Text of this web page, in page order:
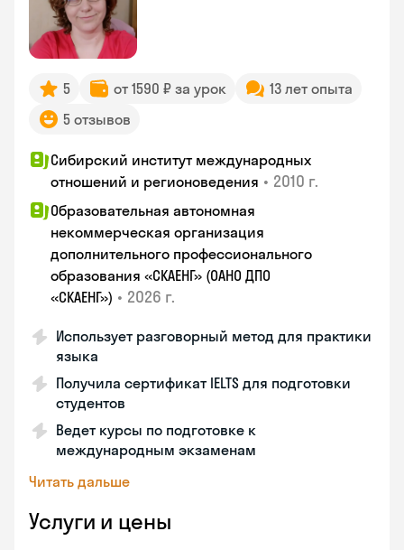
5 от 1590 ₽ за урок
13 лет опыта
5 отзывов
Сибирский институт международных
отношений и регионоведения • 2010 г.
Образовательная автономная
некоммерческая организация
дополнительного профессионального
образования «СКАЕНГ» (ОАНО ДПО
«СКАЕНГ») • 2026 г.
Использует разговорный метод для практики
языка
Получила сертификат IELTS для подготовки
студентов
Ведет курсы по подготовке к
международным экзаменам
Читать дальше
Услуги и цены